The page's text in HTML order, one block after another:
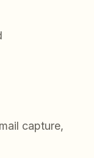
capture,